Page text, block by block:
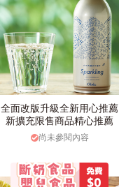
全面改版升級全新用心推薦
新擴充限售商品精心推薦
尚未參閱內容